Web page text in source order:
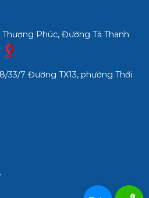
Phúc, Đường Tả Thanh
33/7 Đường TX13, phường Thới